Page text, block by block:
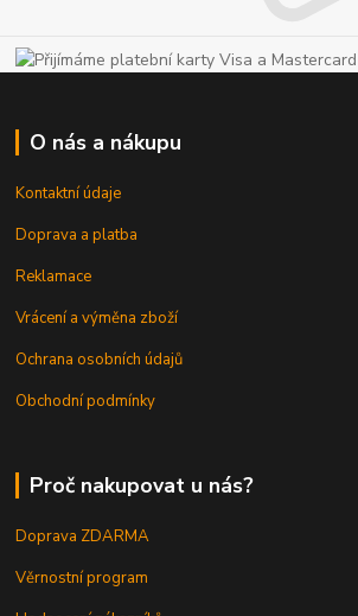
O nás a nákupu
Kontaktní údaje
Doprava a platba
Reklamace
Vrácení a výměna zboží
Ochrana osobních údajů
Obchodní podmínky
Proč nakupovat u nás?
Doprava ZDARMA
Věrnostní program